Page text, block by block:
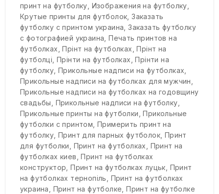
принт на футболку Изображения на футболку
Крутые принты для футболок ,Заказать
футболку с принтом украина ,Заказать футболку
с фотографией украина ,Печать принтов на
футболках ,Прінт на футболках ,Прінт на
футболці ,Прінти на футболках ,Прінти на
футболку ,Прикольные надписи на футболках
Прикольные надписи на футболках для мужчин
Прикольные надписи на футболках на годовщину
свадьбы
Прикольные надписи на футболку
Прикольные принты на футболки ,Прикольные
футболки с принтом ,Примерить принт на
футболку ,Принт для парных футболок Принт
для футболки
Принт на футболках
Принт на
футболках киев ,Принт на футболках
конструктор ,Принт на футболках луцьк Принт
на футболках тернопіль
Принт на футболках
украина
Принт на футболке ,Принт на футболке